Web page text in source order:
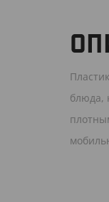
блюда,